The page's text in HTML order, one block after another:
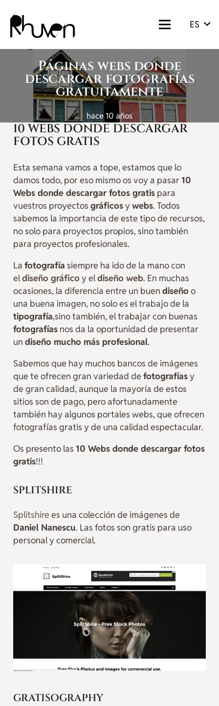
ES
Páginas webs donde
descargar fotografías
gratuitamente
hace 10 años
10 WEBS DONDE DESCARGAR
FOTOS GRATIS
Esta semana vamos a tope, estamos que lo
damos todo, por eso mismo os voy a pasar 10
Webs donde descargar fotos gratis para
vuestros proyectos gráficosy webs. Todos
sabemos la importancia de este tipo de recursos,
no solo para proyectos propios, sino también
para proyectos profesionales.
La fotografíasiempre ha ido de la mano con
eldiseño gráfico y eldiseño web. En muchas
ocasiones, la diferencia entre un buen diseño o
una buena imagen, no solo es el trabajo de la
tipografía,sino también, el trabajar con buenas
fotografías nos da la oportunidad de presentar
un diseño mucho más profesional.
Sabemos que hay muchos bancos de imágenes
que te ofrecen gran variedad de fotografíasy
de gran calidad, aunque la mayoría de estos
sitios son de pago, pero afortunadamente
también hay algunos portales webs, que ofrecen
fotografías gratis y de una calidad espectacular.
Os presento las 10 Webs donde descargar fotos
gratis!!!
SPLITSHIRE
Splitshire es una colección de imágenes de
Daniel Nanescu. Las fotos son gratis para uso
personal y comercial.
GRATISOGRAPHY